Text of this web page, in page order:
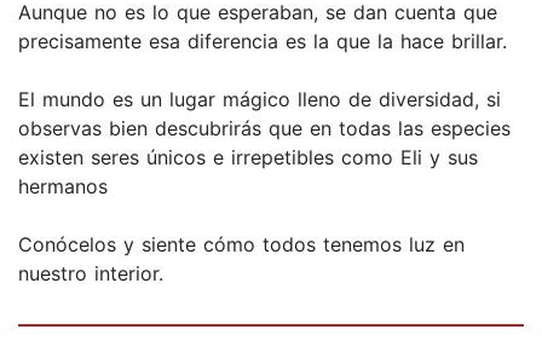
Aunque no es lo que esperaban, se dan cuenta que
precisamente esa diferencia es la que la hace brillar.
El mundo es un lugar mágico lleno de diversidad, si
observas bien descubrirás que en todas las especies
existen seres únicos e irrepetibles como Eli y sus
hermanos
Conócelos y siente cómo todos tenemos luz en
nuestro interior.